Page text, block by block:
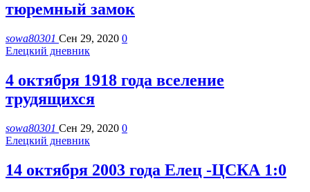
тюремный замок
sowa80301 Сен 29, 2020 0
Елецкий дневник
4 октября 1918 года вселение
трудящихся
sowa80301 Сен 29, 2020 0
Елецкий дневник
14 октября 2003 года Елец -ЦСКА 1:0